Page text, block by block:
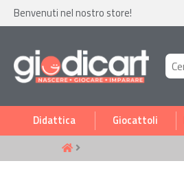
Benvenuti nel nostro store!
Didattica Giocattoli